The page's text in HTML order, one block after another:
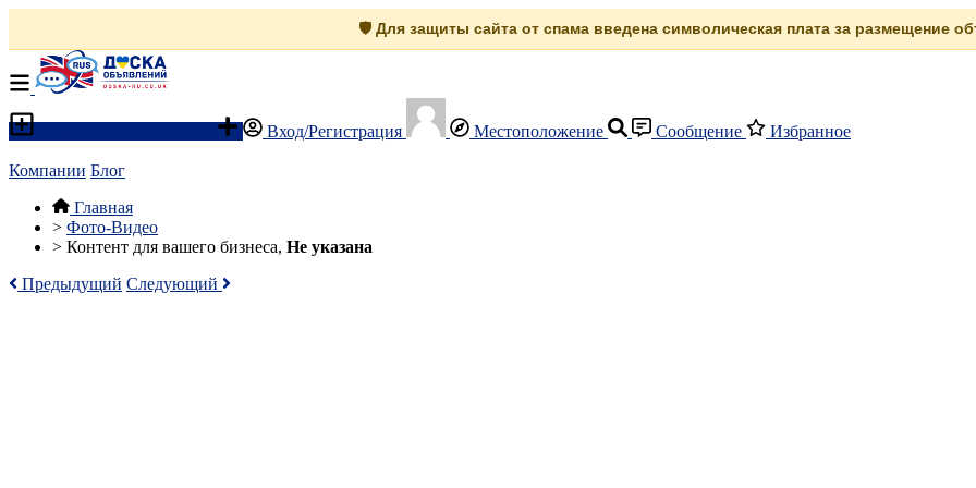
🛡️ Для защиты сайта от спама введена символическая плата за размещение
Вход/Регистрация Местоположение Сообщение Избранное
Компании Блог
Главная
> Фото-Видео
> Контент для вашего бизнеса, Не указана
Предыдущий Следующий